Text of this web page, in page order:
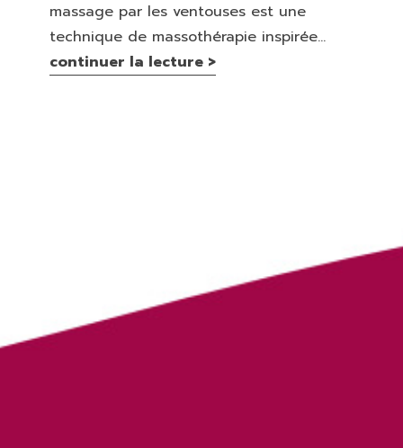
massage par les ventouses est une
technique de massothérapie inspirée...
continuer la lecture >